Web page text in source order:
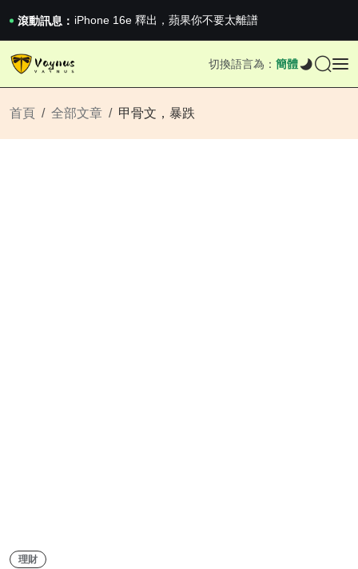
滾動訊息： iPhone 16e 釋出，蘋果你不要太離譜
2026澳網男單收官：全滿貫對上全滿亞，德約...
《巔峰守衛 Highguard》正式上線，官...
切換語言為： 簡體
首頁 全部文章 甲骨文，暴跌
理財